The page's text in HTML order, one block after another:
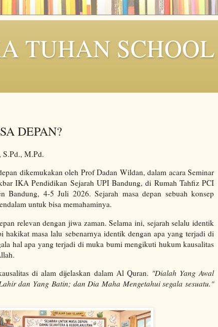
TUHAN SCHOOL
DEPAN?
S.Pd., M.Pd.
dikemukakan oleh Prof Dadan Wildan, dalam acara Seminar
IKA Pendidikan Sejarah UPI Bandung, di Rumah Tahfiz PCI
Bandung, 4-5 Juli 2026. Sejarah masa depan sebuah konsep
untuk bisa memahaminya.
relevan dengan jiwa zaman. Selama ini, sejarah selalu identik
hakikat masa lalu sebenarnya identik dengan apa yang terjadi di
hal apa yang terjadi di muka bumi mengikuti hukum kausalitas
di alam dijelaskan dalam Al Quran. "Dialah Yang Awal
dan Yang Batin; dan Dia Maha Mengetahui segala sesuatu."